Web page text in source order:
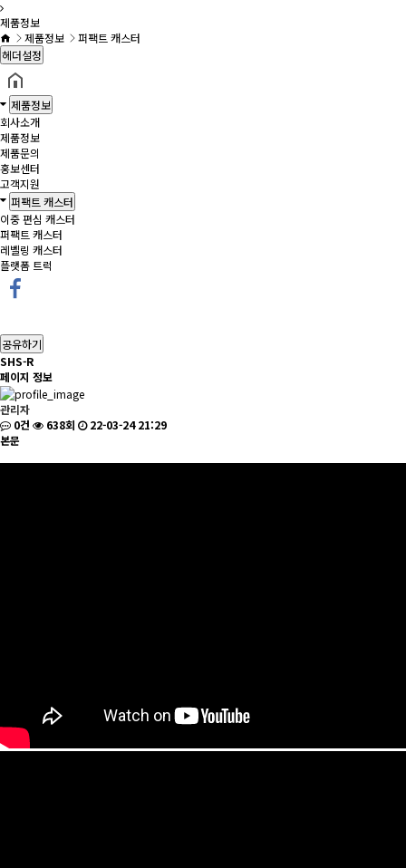
제품정보
제품정보
퍼팩트 캐스터
헤더설정
제품정보
회사소개
제품정보
제품문의
홍보센터
고객지원
퍼팩트 캐스터
이중 편심 캐스터
퍼팩트 캐스터
레벨링 캐스터
플랫폼 트럭
공유하기
SHS-R
페이지 정보
관리자
0건
638회
22-03-24 21:29
본문